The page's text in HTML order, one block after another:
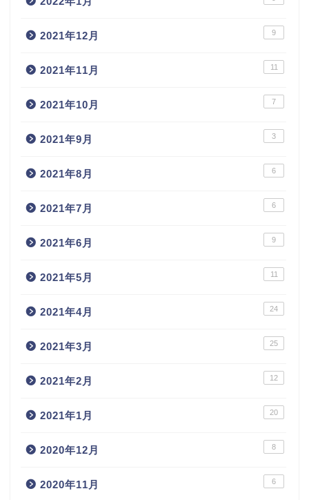
2021年12月 9
2021年11月 11
2021年10月 7
2021年9月 3
2021年8月 6
2021年7月 6
2021年6月 9
2021年5月 11
2021年4月 24
2021年3月 25
2021年2月 12
2021年1月 20
2020年12月 8
2020年11月 6